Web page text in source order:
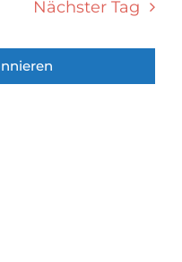
Nächster Tag